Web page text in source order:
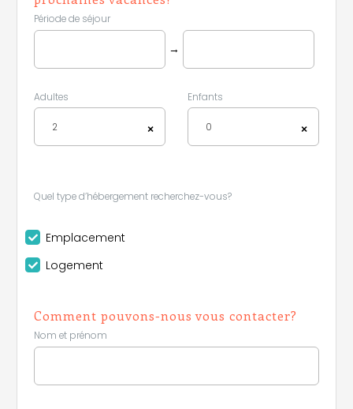
Période de séjour
→
Adultes
×
2
Enfants
×
0
Quel type d’hébergement recherchez-vous?
Emplacement
Logement
Comment pouvons-nous vous contacter?
Nom et prénom